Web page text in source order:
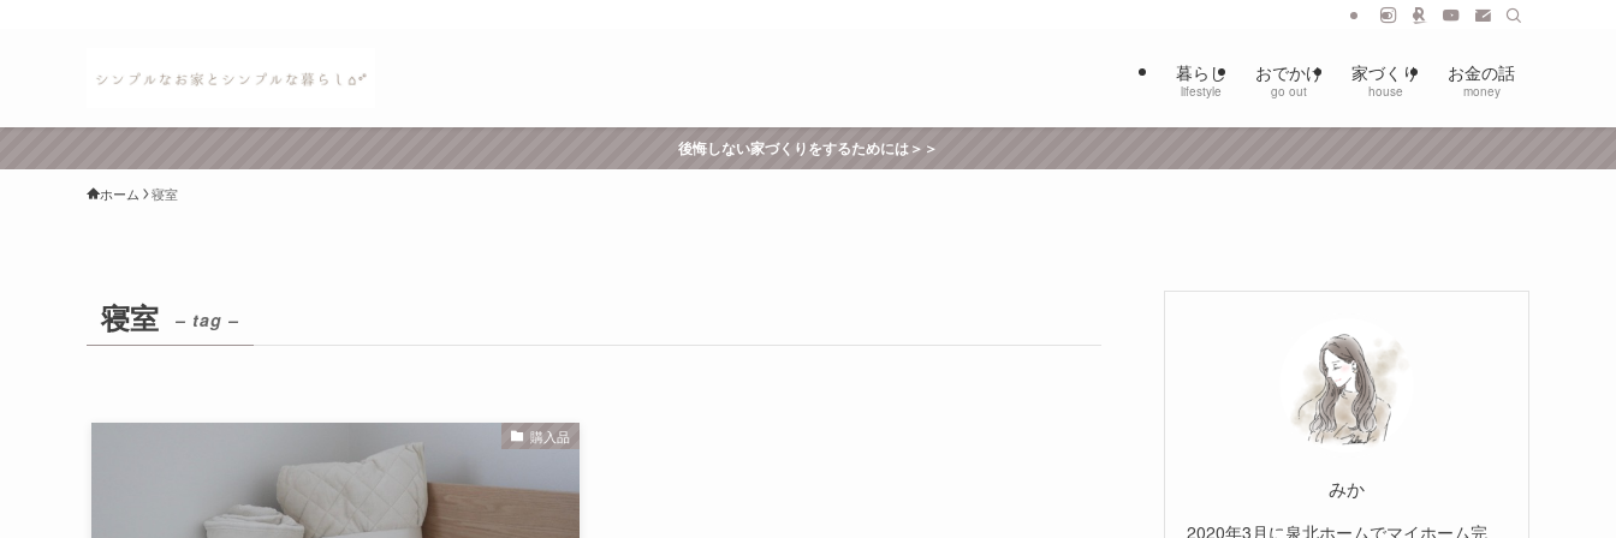
暮らし
lifestyle
おでかけ
go out
家づくり
house
お金の話
money
後悔しない家づくりをするためには＞＞
ホーム 寝室
寝室 – tag –
購入品
みか
2020年3月に泉北ホームでマイホーム完